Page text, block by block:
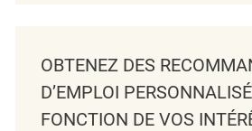
OBTENEZ DES
D’EMPLOI
FONCTION DE VOS